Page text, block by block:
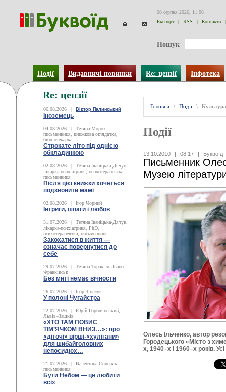
08 серпня 2026, 11:06
Експорт
| RSS | Контакти |
Пошук
Події Видавничі новинки Re: цензії Інфотека
Re: цензії
06.08.2026 | Віктор Палинський
Іноземець
04.08.2026 |
Тетяна Мороз,
письменниця, книжкова оглядачка,
бібліотекарка
Строкате літо під однією
обкладинкою
02.08.2026 |
Тетяна Іваніцька-Дячун
лікарка-психіатриня, психотерапевтка,
письменниця
Після цієї книжки хочеться
подзвонити мамі
02.08.2026 | Ігор Чорний
Інтриги, шпаги і любов
31.07.2026 |
Тетяна Іваніцька-Дячун,
лікарка-психіатриня, PhD,
психотерапевтка, письменниця
Закохатися в життя —
означає повернутися до
себе
29.07.2026 |
Тетяна Торак, м. Івано-
Франківськ
Без миті немає вічности
26.07.2026 | Ігор Зіньчук
У полоні Чугайстра
22.07.2026 |
Юрій Горблянський,
Львів–Зашків
«ХТО ТАМ ПОВИС
ТІМ’ЯЧКОМ ВНИЗ…»: про
«діточі» вірші-«хулігани»
для шибайголовних
непосидюх…
21.07.2026 |
Валентина Семеняк,
письменниця
Бути Небом ― це любити
всіх
Головна \ Події \ Культура
Події
13.10.2010 | 08:17 | Буквоїд
Письменник
Музею
Олесь Ільченко, автор
Городецького «Місто з
х, 1940–х і 1960–х років.